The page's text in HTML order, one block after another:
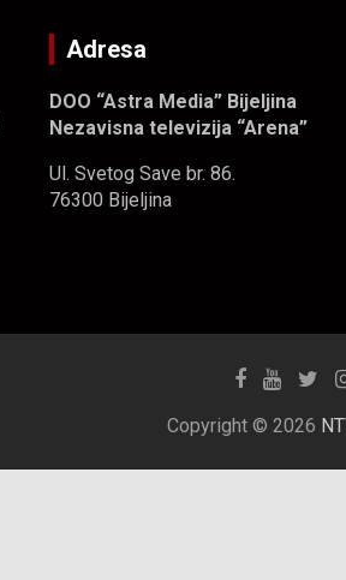
Adresa
DOO “Astra Media” Bijeljina
Nezavisna televizija “Arena”
Ul. Svetog Save br. 86.
76300 Bijeljina
Copyright © 2026